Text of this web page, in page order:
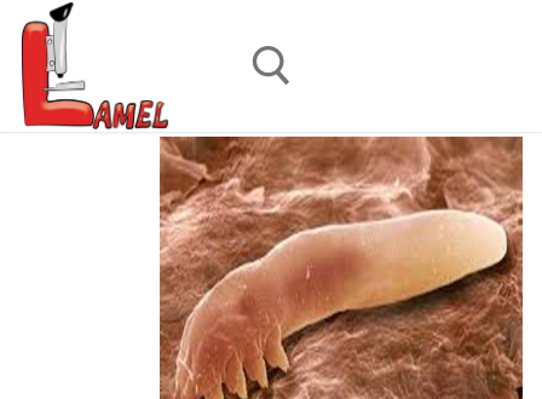
جستجو برای: